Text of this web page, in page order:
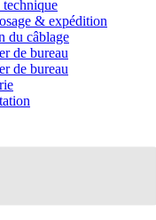
technique
& expédition
du câblage
de bureau
de bureau